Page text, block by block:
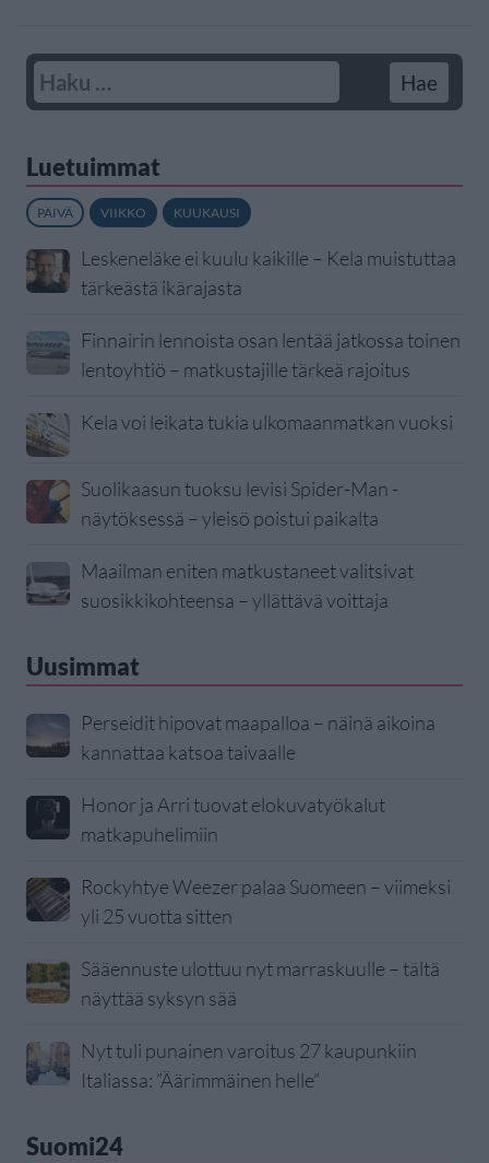
Luetuimmat
PÄIVÄ VIIKKO KUUKAUSI
Leskeneläke ei kuulu kaikille – Kela muistuttaa
tärkeästä ikärajasta
Finnairin lennoista osan lentää jatkossa toinen
lentoyhtiö – matkustajille tärkeä rajoitus
Kela voi leikata tukia ulkomaanmatkan vuoksi
Suolikaasun tuoksu levisi Spider-Man -
näytöksessä – yleisö poistui paikalta
Maailman eniten matkustaneet valitsivat
suosikkikohteensa – yllättävä voittaja
Uusimmat
Perseidit hipovat maapalloa – näinä aikoina
kannattaa katsoa taivaalle
Honor ja Arri tuovat elokuvatyökalut
matkapuhelimiin
Rockyhtye Weezer palaa Suomeen – viimeksi
yli 25 vuotta sitten
Sääennuste ulottuu nyt marraskuulle – tältä
näyttää syksyn sää
Nyt tuli punainen varoitus 27 kaupunkiin
Italiassa: ”Äärimmäinen helle”
Suomi24